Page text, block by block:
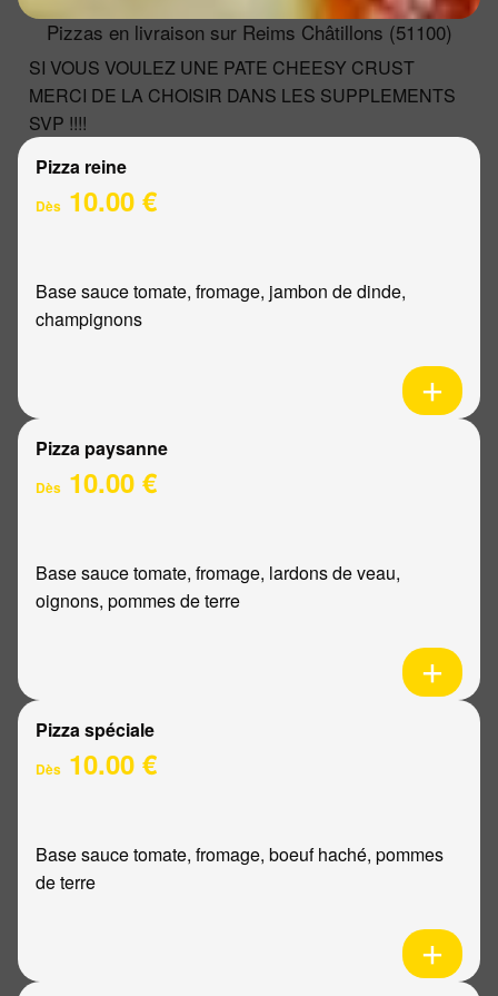
Pizzas en livraison sur Reims Châtillons (51100)
SI VOUS VOULEZ UNE PATE CHEESY CRUST
MERCI DE LA CHOISIR DANS LES SUPPLEMENTS
SVP !!!!
Pizza reine
Dès 10.00 €
Base sauce tomate, fromage, jambon de dinde,
champignons
Pizza paysanne
Dès 10.00 €
Base sauce tomate, fromage, lardons de veau,
oignons, pommes de terre
Pizza spéciale
Dès 10.00 €
Base sauce tomate, fromage, boeuf haché, pommes
de terre